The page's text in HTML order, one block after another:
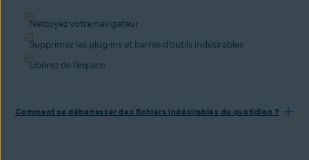
Nettoyez votre navigateur
Supprimez les plug-ins et barres d’outils indésirables
Libérez de l’espace
Comment se débarrasser des fichiers indésirables du quotidien ?